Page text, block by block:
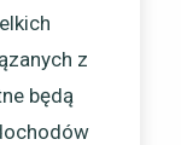
z
będą